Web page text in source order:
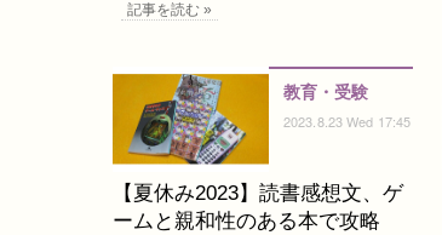
記事を読む »
教育・受験
2023.8.23 Wed 17:45
【夏休み2023】読書感想文、ゲ
ームと親和性のある本で攻略